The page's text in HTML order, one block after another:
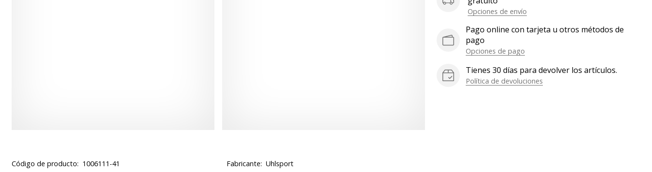
Opciones de envío
Pago online con tarjeta u otros métodos de
pago
Opciones de pago
Tienes 30 días para devolver los artículos.
Política de devoluciones
Código de producto: 1006111-41 Fabricante: Uhlsport